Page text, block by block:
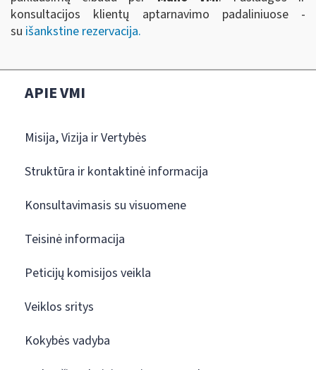
konsultacijos klientų aptarnavimo padaliniuose -
su išankstine rezervacija.
APIE VMI
Misija, Vizija ir Vertybės
Struktūra ir kontaktinė informacija
Konsultavimasis su visuomene
Teisinė informacija
Peticijų komisijos veikla
Veiklos sritys
Kokybės vadyba